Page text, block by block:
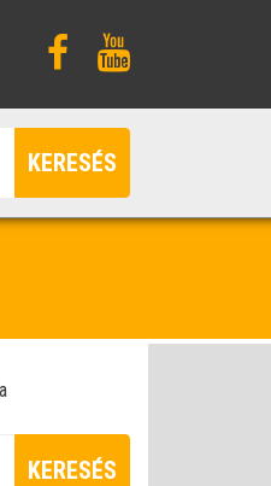
KERESÉS
KERESÉS